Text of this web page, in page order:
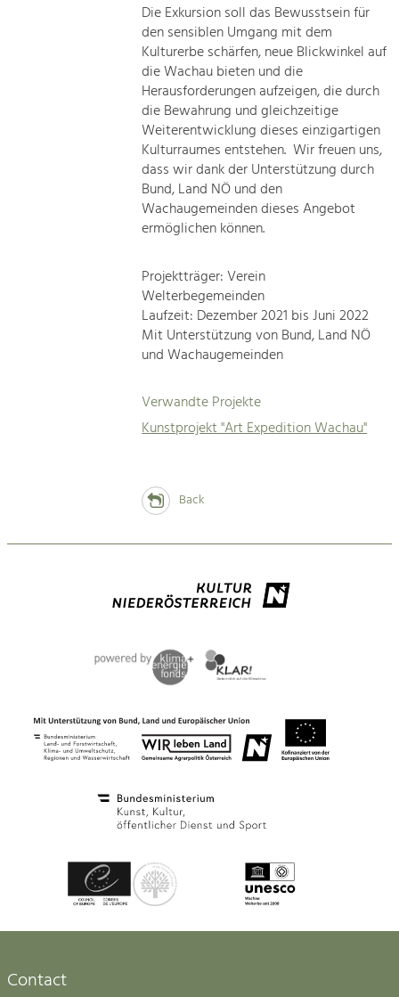
Die Exkursion soll das Bewusstsein für
den sensiblen Umgang mit dem
Kulturerbe schärfen, neue Blickwinkel auf
die Wachau bieten und die
Herausforderungen aufzeigen, die durch
die Bewahrung und gleichzeitige
Weiterentwicklung dieses einzigartigen
Kulturraumes entstehen. Wir freuen uns,
dass wir dank der Unterstützung durch
Bund, Land NÖ und den
Wachaugemeinden dieses Angebot
ermöglichen können.
Projektträger: Verein
Welterbegemeinden
Laufzeit: Dezember 2021 bis Juni 2022
Mit Unterstützung von Bund, Land NÖ
und Wachaugemeinden
Verwandte Projekte
Kunstprojekt "Art Expedition Wachau"
Back
Contact